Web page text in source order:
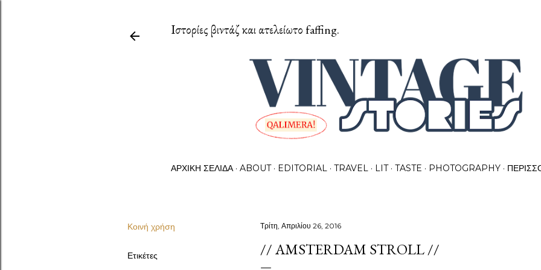
Ιστορίες βιντάζ και ατελείωτο faffing.
ΑΡΧΙΚΉ ΣΕΛΊΔΑ ABOUT EDITORIAL TRAVEL LIT TASTE PHOTOGRAPHY
Κοινή χρήση
Ετικέτες
Τρίτη, Απριλίου 26, 2016
// AMSTERDAM STROLL //